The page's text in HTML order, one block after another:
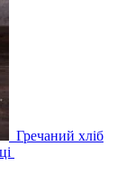
Гречаний хліб